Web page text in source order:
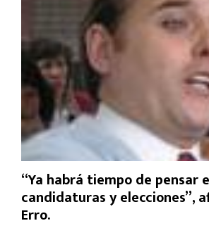
“Ya habrá tiempo de pensar
candidaturas y elecciones”,
Erro.